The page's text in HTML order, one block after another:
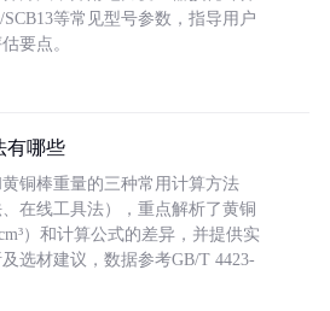
等常见型号参数，指导用户
要点。
有哪些
铜棒重量的三种常用计算方法
、在线工具法），重点解析了黄铜
）和计算公式的差异，并提供实
选材建议，数据参考GB/T 4423-